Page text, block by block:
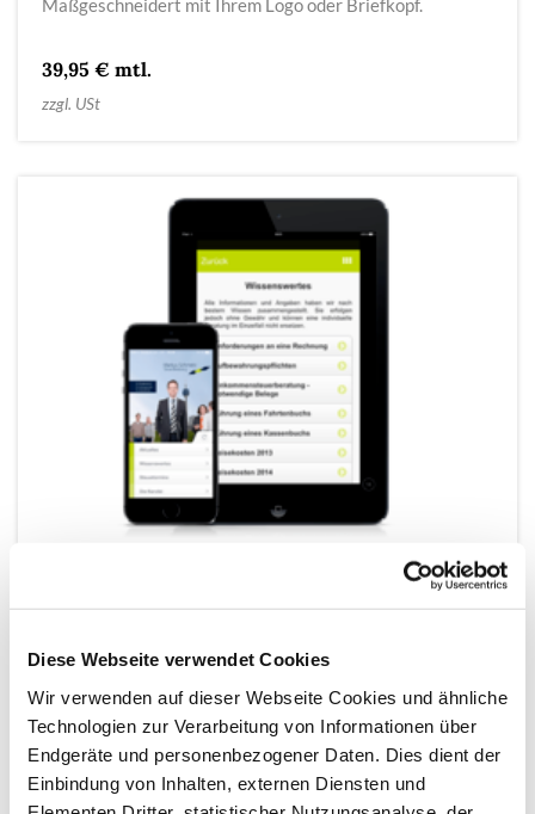
Diese Webseite verwendet Cookies
Wir verwenden auf dieser Webseite Cookies und ähnliche
Technologien zur Verarbeitung von Informationen über
Endgeräte und personenbezogener Daten. Dies dient der
Einbindung von Inhalten, externen Diensten und
39,95 € mtl.
zzgl. USt
Perfekt für die Mandantengewinnung und -bindung: Eine
echte App für den professionellen Kanzlei-Auftritt auf den
Smartphones der Mandanten.